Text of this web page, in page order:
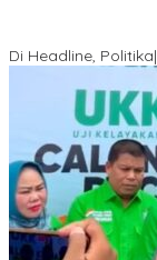
Di Headline, Politika|